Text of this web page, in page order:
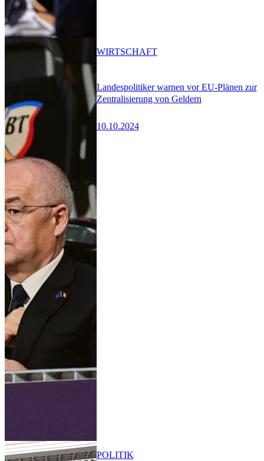
Landespolitiker warnen vor EU-Plänen zur
Zentralisierung von Geldern
10.10.2024
WIRTSCHAFT
POLITIK